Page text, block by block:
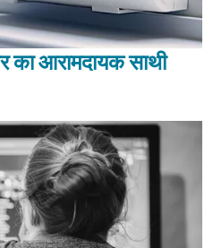
आरामदायक साथी